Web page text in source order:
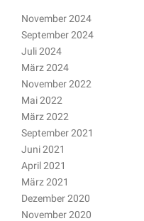
November 2024
September 2024
Juli 2024
März 2024
November 2022
Mai 2022
März 2022
September 2021
Juni 2021
April 2021
März 2021
Dezember 2020
November 2020